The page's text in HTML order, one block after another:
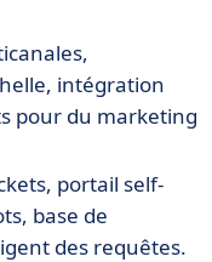
intégration
pour du marketing
portail self-
base de
des requêtes.